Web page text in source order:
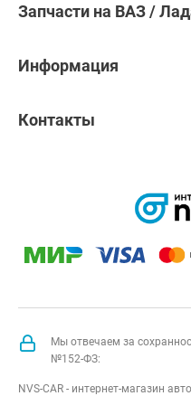
Запчасти на ВАЗ /
Информация
Контакты
Мы отвечаем за
№152-ФЗ:
NVS-CAR - интернет-магазин